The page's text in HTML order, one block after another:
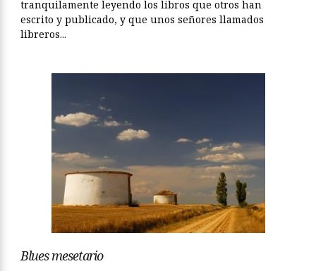
tranquilamente leyendo los libros que otros han
escrito y publicado, y que unos señores llamados
libreros...
Blues mesetario